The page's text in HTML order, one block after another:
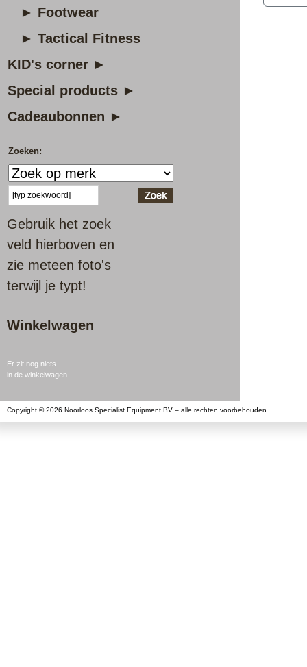
► Footwear
► Tactical Fitness
KID's corner ►
Special products ►
Cadeaubonnen ►
Zoeken:
Gebruik het zoek
veld hierboven en
zie meteen foto's
terwijl je typt!
Winkelwagen
Er zit nog niets
in de winkelwagen.
Copyright © 2026 Noorloos Specialist Equipment BV – alle rechten voorbehouden